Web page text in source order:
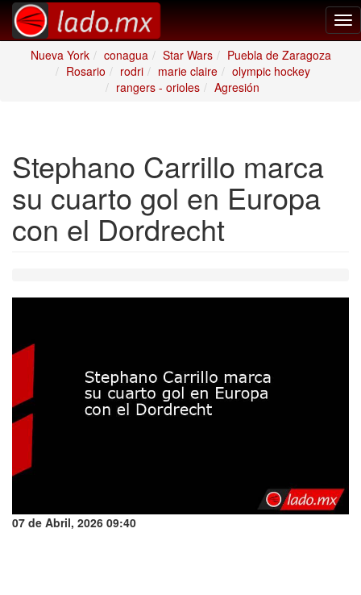
Nueva York
conagua Star Wars
Puebla de Zaragoza
Rosario
rodri marie claire
olympic hockey
rangers - orioles
Agresión
Stephano Carrillo marca
su cuarto gol en Europa
con el Dordrecht
07 de Abril, 2026 09:40